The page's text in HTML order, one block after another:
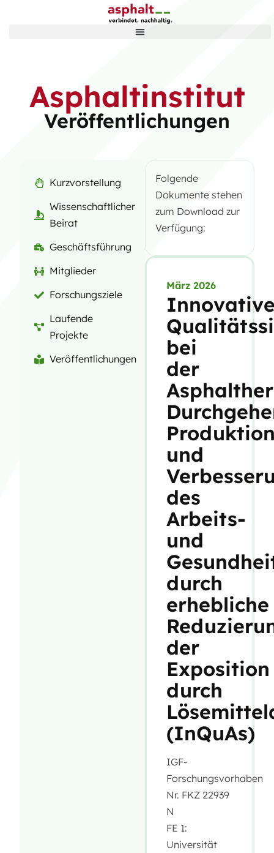
Asphaltinstitut
Veröffentlichungen
Folgende
Dokumente stehen
zum Download zur
Verfügung:
März 2026
bei
der
und
des
Arbeits-
und
durch
erhebliche
der
Exposition
durch
(InQuAs)
IGF-
Forschungsvorhaben
Nr. FKZ 22939
N
FE 1:
Universität
Kurzvorstellung
Wissenschaftlicher
Beirat
Geschäftsführung
Mitglieder
Forschungsziele
Laufende
Projekte
Veröffentlichungen